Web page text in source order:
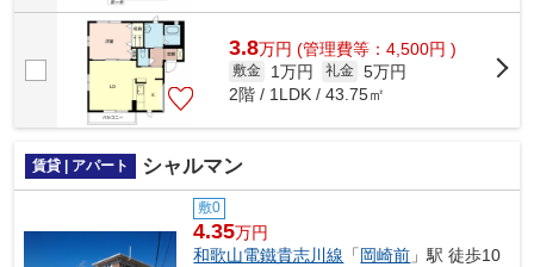
3.8万円 (管理費等：4,500円 )
敷金 1万円 礼金 5万円
2階 / 1LDK / 43.75㎡
賃貸 | アパート シャルマン
敷0
4.35万円
和歌山電鐵貴志川線 「岡崎前 」駅 徒歩10